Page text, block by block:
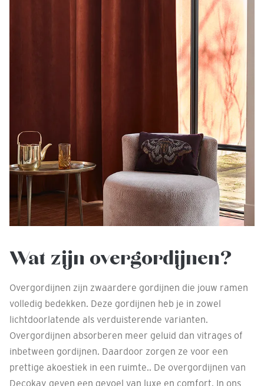
Wat zijn overgordijnen?
Overgordijnen zijn zwaardere gordijnen die jouw ramen
volledig bedekken. Deze gordijnen heb je in zowel
lichtdoorlatende als verduisterende varianten.
Overgordijnen absorberen meer geluid dan vitrages of
inbetween gordijnen. Daardoor zorgen ze voor een
prettige akoestiek in een ruimte.. De overgordijnen van
Decokay geven een gevoel van luxe en comfort. In ons